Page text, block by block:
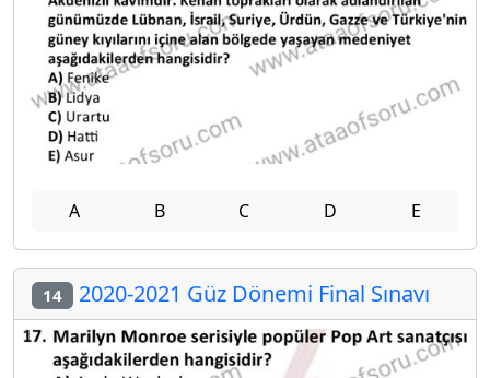
A B C D E
14 2020-2021 Güz Dönemi Final Sınavı